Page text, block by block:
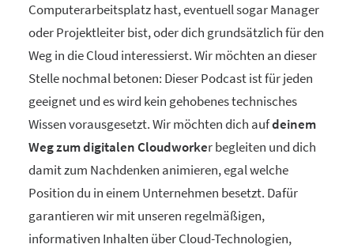
Computerarbeitsplatz hast, eventuell sogar Manager
oder Projektleiter bist, oder dich grundsätzlich für den
Weg in die Cloud interessierst. Wir möchten an dieser
Stelle nochmal betonen: Dieser Podcast ist für jeden
geeignet und es wird kein gehobenes technisches
Wissen vorausgesetzt. Wir möchten dich aufdeinem
Weg zum digitalen Cloudworker begleiten und dich
damit zum Nachdenken animieren, egal welche
Position du in einem Unternehmen besetzt. Dafür
garantieren wir mit unseren regelmäßigen,
informativen Inhalten über Cloud-Technologien,